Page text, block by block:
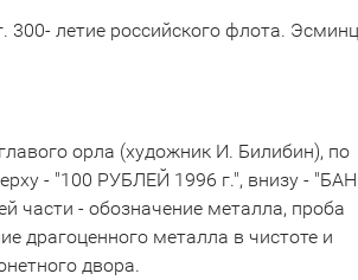
300- летие российского флота.
орла (художник И. Билибин), по
- "100 РУБЛЕЙ 1996 г.", внизу -
части - обозначение металла, проба
драгоценного металла в чистоте и
двора.